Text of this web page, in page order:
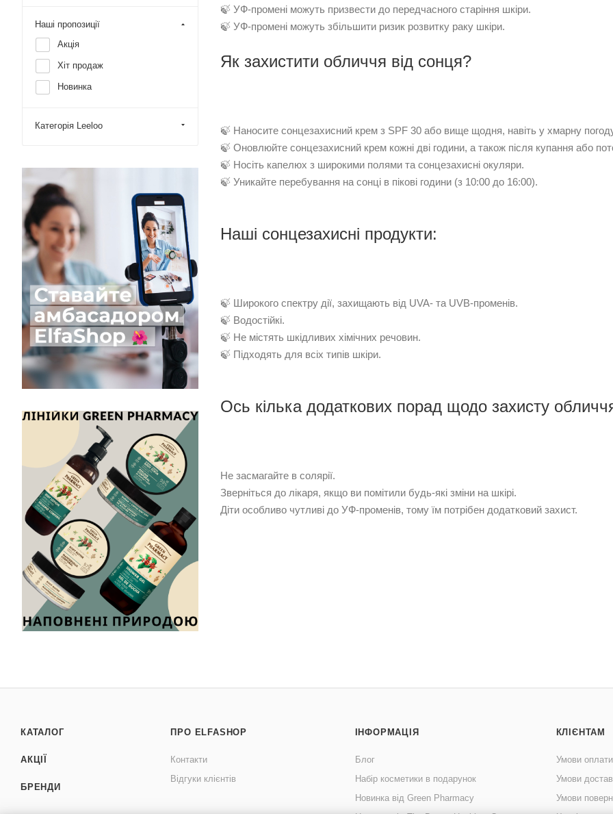
🍃 УФ-промені можуть призвести до передчасного старіння шкіри.
🍃 УФ-промені можуть збільшити ризик розвитку раку шкіри.
Як захистити обличчя від сонця?
🍃 Наносите сонцезахисний крем з SPF 30 або вище щодня, навіть у хмарну
🍃 Оновлюйте сонцезахисний крем кожні дві години, а також після купання або
🍃 Носіть капелюх з широкими полями та сонцезахисні окуляри.
🍃 Уникайте перебування на сонці в пікові години (з 10:00 до 16:00).
Наші сонцезахисні продукти:
🍃 Широкого спектру дії, захищають від UVA- та UVB-променів.
🍃 Водостійкі.
🍃 Не містять шкідливих хімічних речовин.
🍃 Підходять для всіх типів шкіри.
Ось кілька додаткових порад щодо захисту
Не засмагайте в солярії.
Зверніться до лікаря, якщо ви помітили будь-які зміни на шкірі.
Діти особливо чутливі до УФ-променів, тому їм потрібен додатковий захист.
Наші пропозиції
Акція
Хіт продаж
Новинка
Категорія Leeloo
КАТАЛОГ
АКЦІЇ
БРЕНДИ
ПРО ELFASHOP
Контакти
Відгуки клієнтів
ІНФОРМАЦІЯ
Блог
Набір косметики в подарунок
Новинка від Green Pharmacy
КЛІЄНТАМ
Умови оплати
Умови
Умови